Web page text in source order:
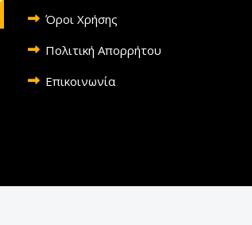
Όροι Χρήσης
Πολιτική Απορρήτου
Επικοινωνία